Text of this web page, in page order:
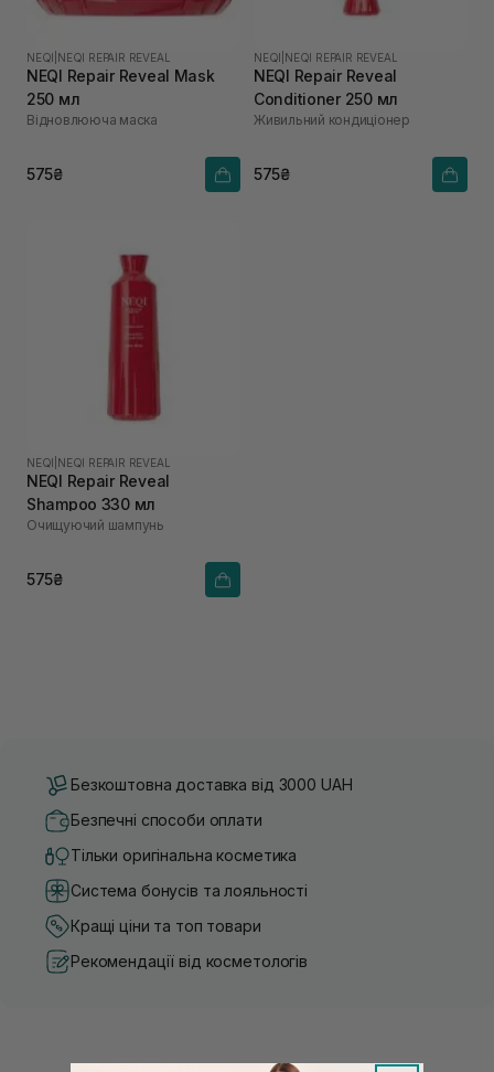
NEQI NEQI REPAIR REVEAL
NEQI Repair Reveal Mask
250 мл
Відновлююча маска
575₴
NEQI NEQI REPAIR REVEAL
NEQI Repair Reveal
Conditioner 250 мл
Живильний кондиціонер
575₴
NEQI NEQI REPAIR REVEAL
NEQI Repair Reveal
Shampoo 330 мл
Очищуючий шампунь
575₴
Безкоштовна доставка від 3000 UAH
Безпечні способи оплати
Тільки оригінальна косметика
Система бонусів та лояльності
Кращі ціни та топ товари
Рекомендації від косметологів